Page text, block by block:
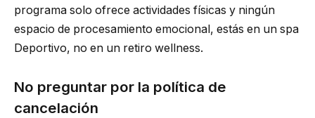
programa solo ofrece actividades físicas y ningún
espacio de procesamiento emocional, estás en un spa
Deportivo, no en un retiro wellness.
No preguntar por la política de
cancelación